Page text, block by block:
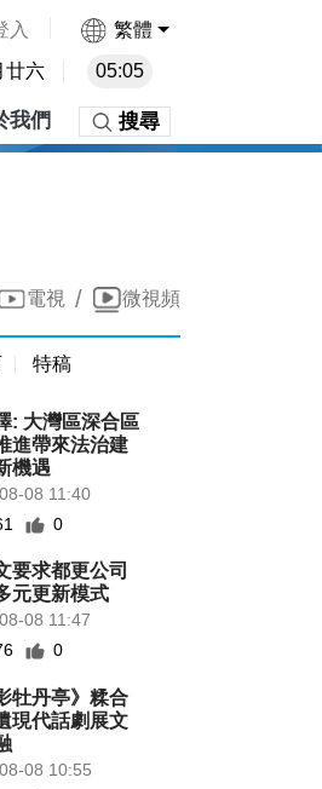
入 繁體
廿六 05:05
我們 搜尋
電視 / 微視頻
特稿
: 大灣區深合區
進帶來法治建
機遇
08 11:40
0
要求都更公司
元更新模式
08 11:47
0
牡丹亭》糅合
現代話劇展文
08 10:55